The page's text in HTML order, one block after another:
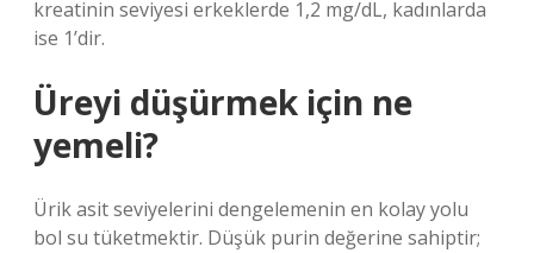
kreatinin seviyesi erkeklerde 1,2 mg/dL, kadınlarda
ise 1’dir.
Üreyi düşürmek için ne
yemeli?
Ürik asit seviyelerini dengelemenin en kolay yolu
bol su tüketmektir. Düşük purin değerine sahiptir;